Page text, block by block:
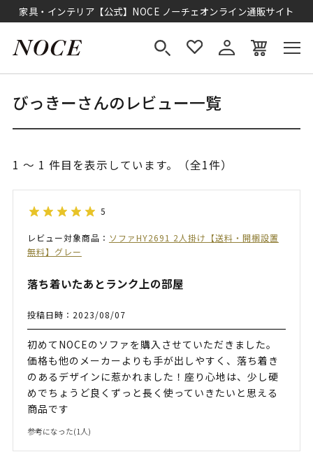
家具・インテリア【公式】NOCE ノーチェオンライン通販サイト
びっきーさんのレビュー一覧
1 ～ 1 件目を表示しています。（全1件）
5
レビュー対象商品： ソファHY2691 2人掛け【送料・開梱設置
無料】グレー
落ち着いたあとランク上の部屋
投稿日時：2023/08/07
初めてNOCEのソファを購入させていただきました。
価格も他のメーカーよりも手が出しやすく、落ち着き
のあるデザインに惹かれました！座り心地は、少し硬
めでちょうど良くずっと長く使っていきたいと思える
商品です
参考になった(1人)